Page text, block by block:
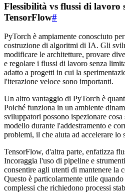
Flessibilità vs flussi di
TensorFlow#
PyTorch è ampiamente conosciuto
costruzione di algoritmi di IA. Gli
modificare le architetture, provare
e regolare i flussi di lavoro senza
adatto a progetti in cui la
l'iterazione veloce sono importanti.
Un altro vantaggio di PyTorch è
Poiché funziona in un ambiente
sviluppatori possono ispezionare
modello durante l'addestramento e
problemi, il che aiuta ad accelerare lo
TensorFlow, d'altra parte, enfatizza
Incoraggia l'uso di pipeline e
consentire agli utenti di mantenere la
Questo è particolarmente utile
complessi che richiedono processi